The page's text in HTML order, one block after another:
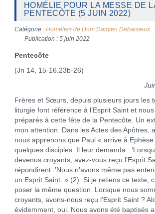
HOMÉLIE POUR LA MESSE DE
PENTECÔTE (5 JUIN 2022)
Catégorie : Homélies de Dom Damien Debaisieux
Publication : 5 juin 2022
Pentecôte
(Jn 14, 15-16.23b-26)
Frères et Sœurs, depuis plusieurs jours les
liturgie font référence à l’Esprit Saint et
préparés à cette fête de la Pentecôte. Un
mon attention. Dans les Actes des Apôtres,
nous apprenons que Paul « arrive à
quelques disciples. Il leur demanda :
devenus croyants, avez-vous reçu l’Esprit
répondirent :’Nous n’avons même pas
un Esprit Saint. » (2). Si je retiens ce texte,
poser la même question. Lorsque nous
croyants, avons-nous reçu l’Esprit Saint ?
évidemment, oui. Nous avons été baptisés